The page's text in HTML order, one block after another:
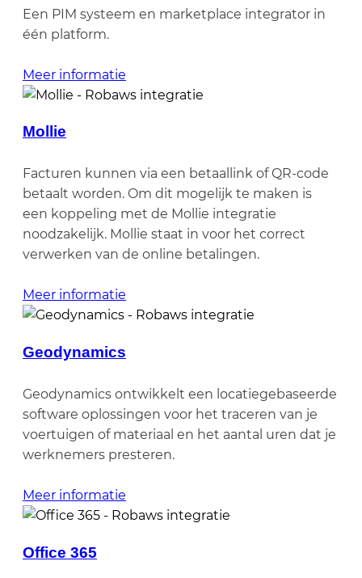
Een PIM systeem en marketplace integrator in
één platform.
Meer informatie
Mollie
Facturen kunnen via een betaallink of QR-code
betaalt worden. Om dit mogelijk te maken is
een koppeling met de Mollie integratie
noodzakelijk. Mollie staat in voor het correct
verwerken van de online betalingen.
Meer informatie
Geodynamics
Geodynamics ontwikkelt een locatiegebaseerde
software oplossingen voor het traceren van je
voertuigen of materiaal en het aantal uren dat je
werknemers presteren.
Meer informatie
Office 365